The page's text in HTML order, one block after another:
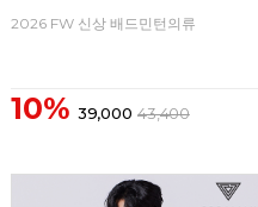
2026 FW 신상 배드민턴의류
10% 39,000 43,400